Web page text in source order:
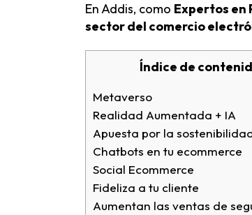
En Addis, como Expertos en
sector del comercio
Índice de
Metaverso
Realidad Aumentada + IA
Apuesta por la
Chatbots en tu ecommerce
Social Ecommerce
Fideliza a tu cliente
Aumentan las ventas de